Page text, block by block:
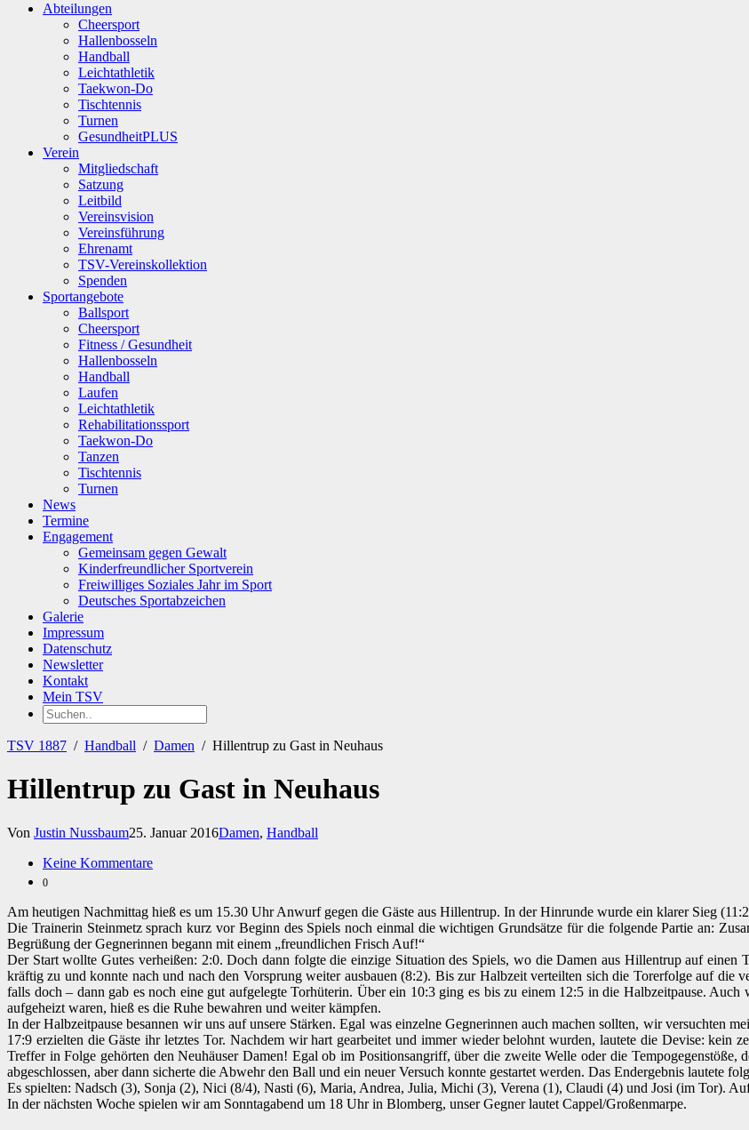
SuchenAbteilungen
Cheersport
Hallenbosseln
Handball
Leichtathletik
Taekwon-Do
Tischtennis
Turnen
GesundheitPLUS
Verein
Mitgliedschaft
Satzung
Leitbild
Vereinsvision
Vereinsführung
Ehrenamt
TSV-Vereinskollektion
Spenden
Sportangebote
Ballsport
Cheersport
Fitness / Gesundheit
Hallenbosseln
Handball
Laufen
Leichtathletik
Rehabilitationssport
Taekwon-Do
Tanzen
Tischtennis
Turnen
News
Termine
Engagement
Gemeinsam gegen Gewalt
Kinderfreundlicher Sportverein
Freiwilliges Soziales Jahr im Sport
Deutsches Sportabzeichen
Galerie
Impressum
Datenschutz
Newsletter
Kontakt
Mein TSV
TSV 1887 / Handball / Damen / Hillentrup zu Gast in Neuhaus
Hillentrup zu Gast in Neuhaus
Von Justin Nussbaum25. Januar 2016Damen, Handball
Keine Kommentare
0
Am heutigen Nachmittag hieß es um 15.30 Uhr Anwurf gegen die Gäste aus Hillentrup. In der Hinrunde wurde ein klarer Sieg
Die Trainerin Steinmetz sprach kurz vor Beginn des Spiels noch einmal die wichtigen Grundsätze für die folgende Partie an:
Begrüßung der Gegnerinnen begann mit einem „freundlichen Frisch Auf!“
Der Start wollte Gutes verheißen: 2:0. Doch dann folgte die einzige Situation des Spiels, wo die Damen aus Hillentrup auf
kräftig zu und konnte nach und nach den Vorsprung weiter ausbauen (8:2). Bis zur Halbzeit verteilten sich die Torerfolge auf die
falls doch – dann gab es noch eine gut aufgelegte Torhüterin. Über ein 10:3 ging es bis zu einem 12:5 in die Halbzeitpause. Auch
aufgeheizt waren, hieß es die Ruhe bewahren und weiter kämpfen.
In der Halbzeitpause besannen wir uns auf unsere Stärken. Egal was einzelne Gegnerinnen auch machen sollten, wir versuchten
17:9 erzielten die Gäste ihr letztes Tor. Nachdem wir hart gearbeitet und immer wieder belohnt wurden, lautete die Devise: kein
Treffer in Folge gehörten den Neuhäuser Damen! Egal ob im Positionsangriff, über die zweite Welle oder die
abgeschlossen, aber dann sicherte die Abwehr den Ball und ein neuer Versuch konnte gestartet werden. Das Endergebnis lautete
Es spielten: Nadsch (3), Sonja (2), Nici (8/4), Nasti (6), Maria, Andrea, Julia, Michi (3), Verena (1), Claudi (4) und Josi (im Tor).
In der nächsten Woche spielen wir am Sonntagabend um 18 Uhr in Blomberg, unser Gegner lautet Cappel/Großenmarpe.